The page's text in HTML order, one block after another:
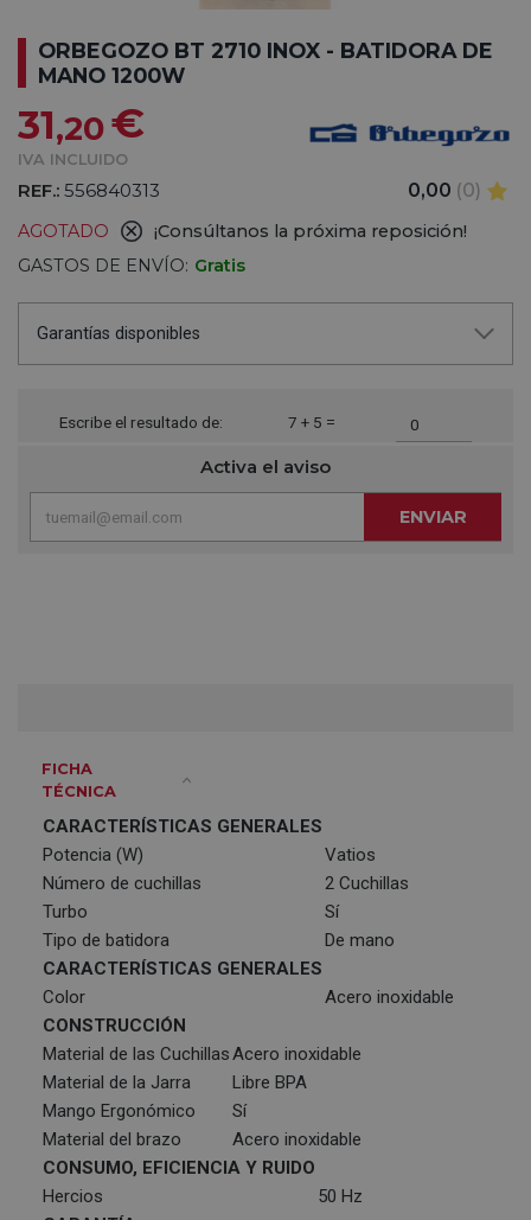
ORBEGOZO BT 2710 INOX - BATIDORA DE
MANO 1200W
31,20€
IVA INCLUIDO
REF.: 556840313 0,00 (0)
AGOTADO
¡Consúltanos la próxima reposición!
GASTOS DE ENVÍO: Gratis
Garantías disponibles
Escribe el resultado de: 7 + 5 =
Activa el aviso
ENVIAR
FICHA
TÉCNICA
CARACTERÍSTICAS GENERALES
Potencia (W)
Vatios
Número de cuchillas
2 Cuchillas
Turbo
Sí
Tipo de batidora
De mano
CARACTERÍSTICAS GENERALES
Color
Acero inoxidable
CONSTRUCCIÓN
Material de las CuchillasAcero inoxidable
Material de la Jarra
Libre BPA
Mango Ergonómico
Sí
Material del brazo
Acero inoxidable
CONSUMO, EFICIENCIA Y RUIDO
Hercios
50 Hz